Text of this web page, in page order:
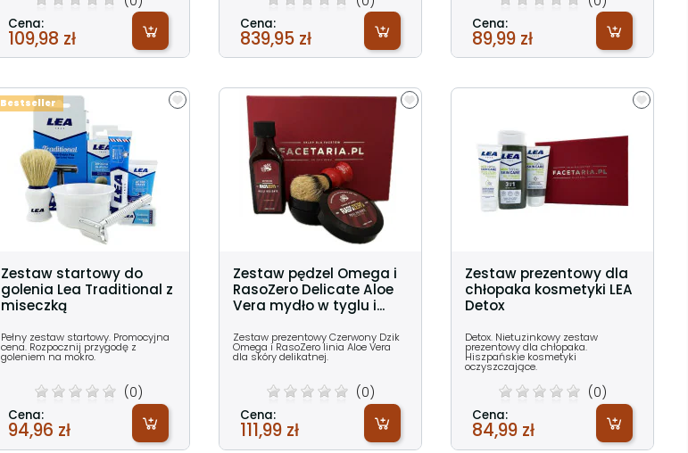
Cena:
109,98 zł
Cena:
839,95 zł
Cena:
89,99 zł
Zestaw startowy do
golenia Lea Traditional z
miseczką
Pełny zestaw startowy. Promocyjna
cena. Rozpocznij przygodę z
goleniem na mokro.
(0)
Cena:
94,96 zł
Bestseller
Zestaw pędzel Omega i
RasoZero Delicate Aloe
Vera mydło w tyglu i...
Zestaw prezentowy Czerwony Dzik
Omega i RasoZero linia Aloe Vera
dla skóry delikatnej.
(0)
Cena:
111,99 zł
Zestaw prezentowy dla
chłopaka kosmetyki LEA
Detox
Detox. Nietuzinkowy zestaw
prezentowy dla chłopaka.
Hiszpańskie kosmetyki
oczyszczające.
(0)
Cena:
84,99 zł